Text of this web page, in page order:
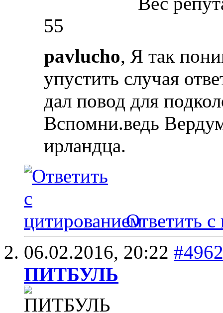
55
pavlucho, Я так
упустить случая
дал повод для
Вспомни.ведь
ирландца.
Ответить с
06.02.2016, 20:22 #4962
ПИТБУЛЬ